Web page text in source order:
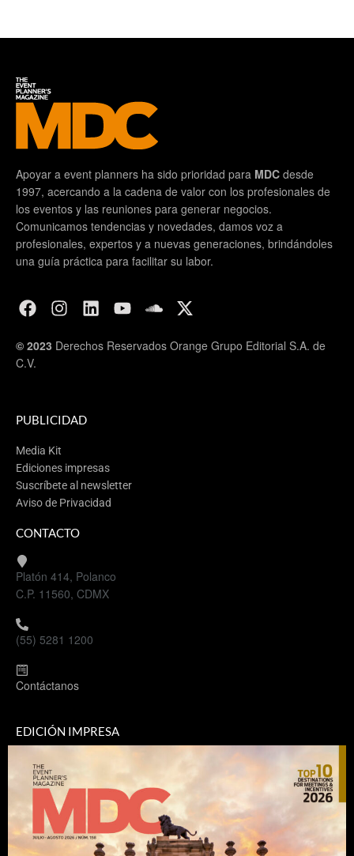
Apoyar a event planners ha sido prioridad para MDC desde
1997, acercando a la cadena de valor con los profesionales de
los eventos y las reuniones para generar negocios.
Comunicamos tendencias y novedades, damos voz a
profesionales, expertos y a nuevas generaciones, brindándoles
una guía práctica para facilitar su labor.
© 2023 Derechos Reservados Orange Grupo Editorial S.A. de
C.V.
PUBLICIDAD
Media Kit
Ediciones impresas
Suscríbete al newsletter
Aviso de Privacidad
CONTACTO
Platón 414, Polanco
C.P. 11560, CDMX
(55) 5281 1200
Contáctanos
EDICIÓN IMPRESA